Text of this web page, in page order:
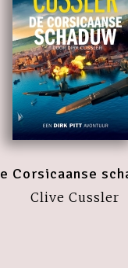
Corsicaanse
Clive Cussler